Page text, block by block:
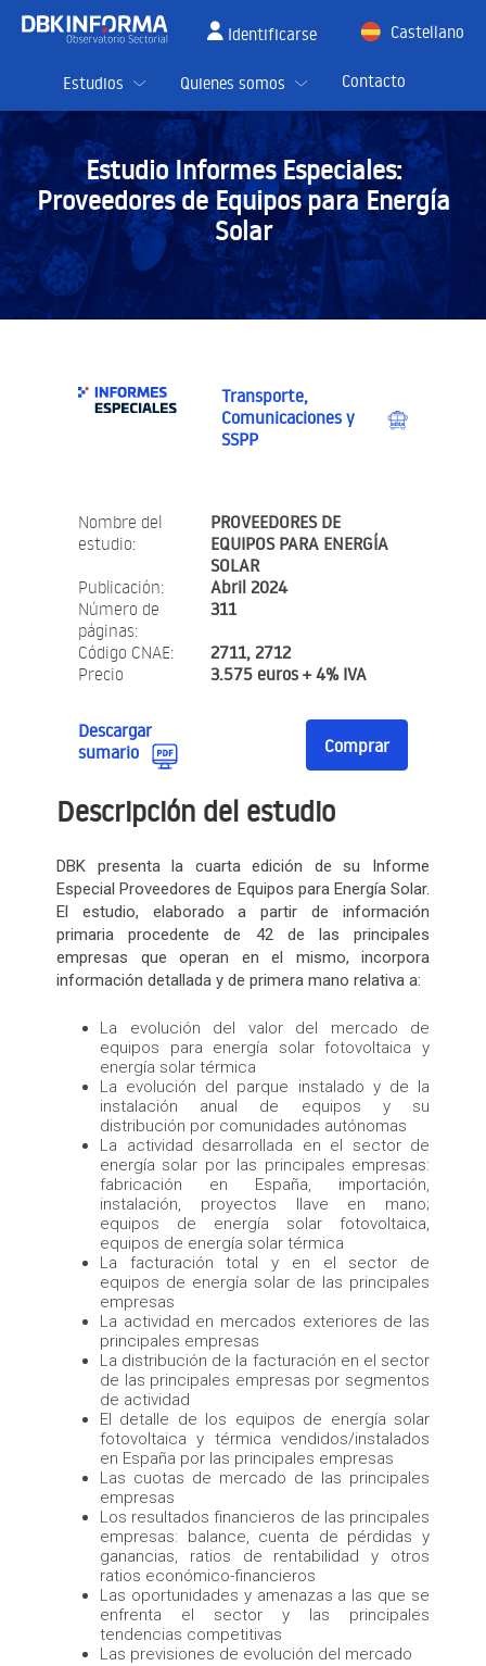
Identificarse
Castellano
Estudios
Quienes somos Contacto
Estudio Informes Especiales:
Proveedores de Equipos para Energía
Solar
Transporte,
Comunicaciones y
SSPP
Nombre del
estudio:
PROVEEDORES DE
EQUIPOS PARA ENERGÍA
SOLAR
Publicación:
Abril 2024
Número de
páginas:
311
Código CNAE:
2711, 2712
Precio
3.575 euros + 4% IVA
Descargar
sumario
Comprar
Descripción del estudio
DBK presenta la cuarta edición de su Informe
Especial Proveedores de Equipos para Energía Solar.
El estudio, elaborado a partir de información
primaria procedente de 42 de las principales
empresas que operan en el mismo, incorpora
información detallada y de primera mano relativa a:
La evolución del valor del mercado de
equipos para energía solar fotovoltaica y
energía solar térmica
La evolución del parque instalado y de la
instalación anual de equipos y su
distribución por comunidades autónomas
La actividad desarrollada en el sector de
energía solar por las principales empresas:
fabricación en España, importación,
instalación, proyectos llave en mano;
equipos de energía solar fotovoltaica,
equipos de energía solar térmica
La facturación total y en el sector de
equipos de energía solar de las principales
empresas
La actividad en mercados exteriores de las
principales empresas
La distribución de la facturación en el sector
de las principales empresas por segmentos
de actividad
El detalle de los equipos de energía solar
fotovoltaica y térmica vendidos/instalados
en España por las principales empresas
Las cuotas de mercado de las principales
empresas
Los resultados financieros de las principales
empresas: balance, cuenta de pérdidas y
ganancias, ratios de rentabilidad y otros
ratios económico-financieros
Las oportunidades y amenazas a las que se
enfrenta el sector y las principales
tendencias competitivas
Las previsiones de evolución del mercado